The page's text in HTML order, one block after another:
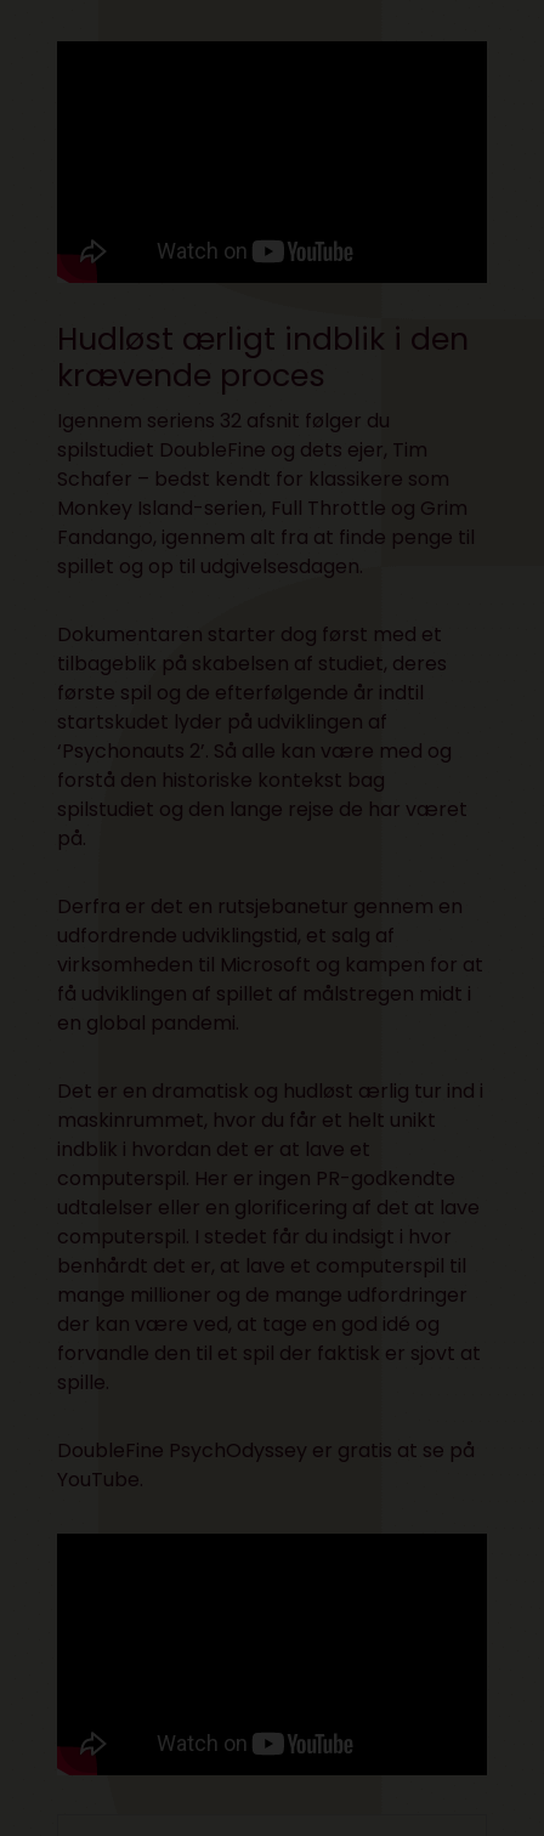
Hudløst ærligt indblik i den
krævende proces
Igennem seriens 32 afsnit følger du
spilstudiet DoubleFine og dets ejer, Tim
Schafer – bedst kendt for klassikere som
Monkey Island-serien, Full Throttle og Grim
Fandango, igennem alt fra at finde penge til
spillet og op til udgivelsesdagen.
Dokumentaren starter dog først med et
tilbageblik på skabelsen af studiet, deres
første spil og de efterfølgende år indtil
startskudet lyder på udviklingen af
‘Psychonauts 2’. Så alle kan være med og
forstå den historiske kontekst bag
spilstudiet og den lange rejse de har været
på.
Derfra er det en rutsjebanetur gennem en
udfordrende udviklingstid, et salg af
virksomheden til Microsoft og kampen for at
få udviklingen af spillet af målstregen midt i
en global pandemi.
Det er en dramatisk og hudløst ærlig tur ind i
maskinrummet, hvor du får et helt unikt
indblik i hvordan det er at lave et
computerspil. Her er ingen PR-godkendte
udtalelser eller en glorificering af det at lave
computerspil. I stedet får du indsigt i hvor
benhårdt det er, at lave et computerspil til
mange millioner og de mange udfordringer
der kan være ved, at tage en god idé og
forvandle den til et spil der faktisk er sjovt at
spille.
DoubleFine PsychOdyssey er gratis at se på
YouTube.